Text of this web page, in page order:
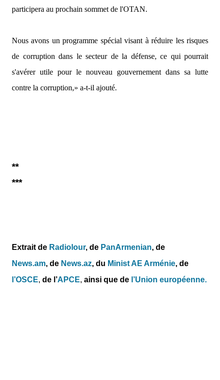
participera au prochain sommet de l'OTAN.
Nous avons un programme spécial visant à réduire les risques
de corruption dans le secteur de la défense, ce qui pourrait
s'avérer utile pour le nouveau gouvernement dans sa lutte
contre la corruption,» a-t-il ajouté.
**
***
Extrait de Radiolour, de PanArmenian, de
News.am, de News.az, du Minist AE Arménie, de
l’OSCE, de l’APCE, ainsi que de l’Union européenne.